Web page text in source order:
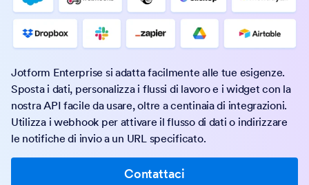
Jotform Enterprise si adatta facilmente alle tue esigenze.
Sposta i dati, personalizza i flussi di lavoro e i widget con la
nostra API facile da usare, oltre a centinaia di integrazioni.
Utilizza i webhook per attivare il flusso di dati o indirizzare
le notifiche di invio a un URL specificato.
Contattaci